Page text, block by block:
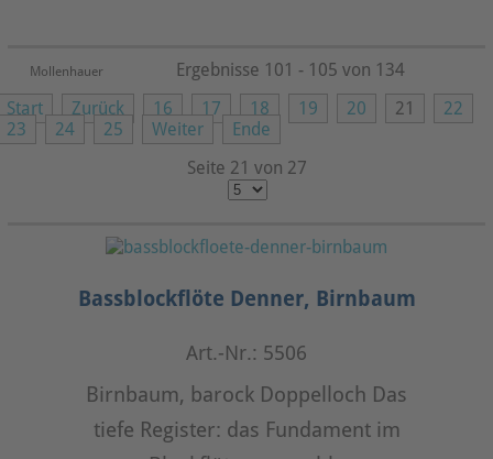
Mollenhauer
Start Zurück 16 17 18 19 20 21
22
23
24 25 Weiter
Ende
Seite 21 von 27
Ergebnisse 101 - 105 von 134
Bassblockflöte Denner, Birnbaum
Art.-Nr.: 5506
Birnbaum, barock Doppelloch Das
tiefe Register: das Fundament im